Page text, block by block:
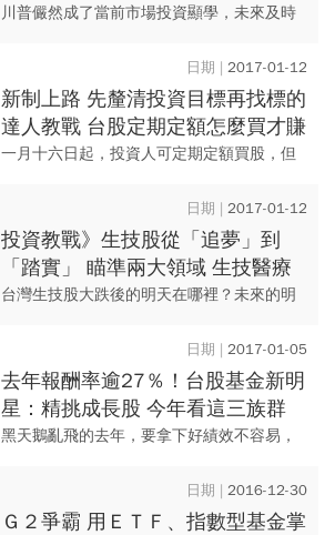
川普儼然成了當前市場投資顯學，未來及時
期。 在以美國為操作核心下，先釐清ETF投
資工具，進出才能得心...
2017-01-12
新制上路 先釐清投資目標再找標的
達人教戰 台股定期定額怎麼買才賺
一月十六日起，投資人可定期定額買股，但
創辦人林成蔭建議，隨著未來標的增加，投
資人應先釐清存股目的，...
2017-01-12
投資教戰》生技股從「追夢」到
「踏實」 瞄準兩大領域 生技醫療
新趨勢 哪些台廠搶得到？
台灣生技股大跌後的明天在哪裡？未來的明
頭券商負責人、國內指標性生技股基金經理
人探詢，他們給了值得參考的...
2017-01-05
去年報酬率逾27％！台股基金新明
星：精挑成長股 今年看這三族群
黑天鵝亂飛的去年，要拿下好績效不容易，
深，報酬率卻大勝同類基金，他的心法是：
順勢而為，依市場變化，拿出因...
2016-12-30
Ｇ２爭霸 用ＥＴＦ、指數型基金掌